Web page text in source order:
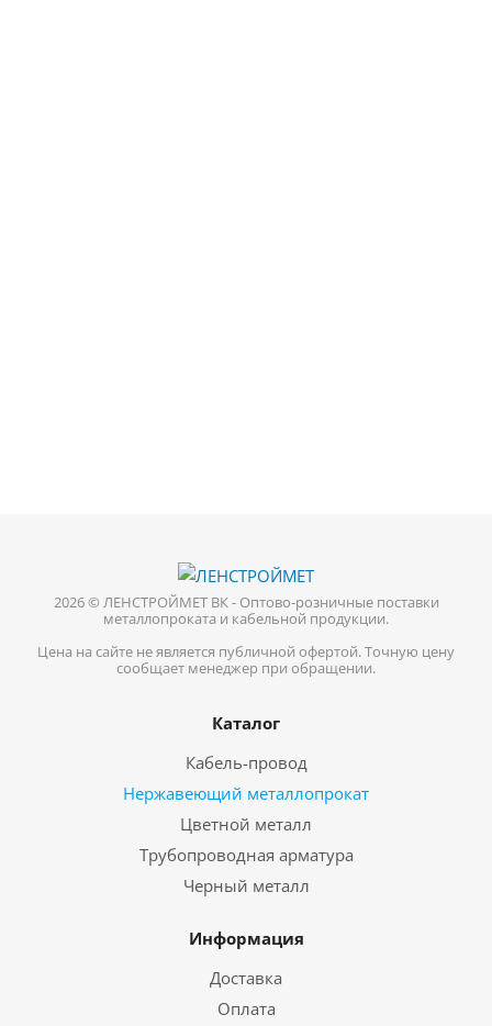
2026 © ЛЕНСТРОЙМЕТ ВК - Оптово-розничные поставки
металлопроката и кабельной продукции.
Цена на сайте не является публичной офертой. Точную цену
сообщает менеджер при обращении.
Каталог
Кабель-провод
Нержавеющий металлопрокат
Цветной металл
Трубопроводная арматура
Черный металл
Информация
Доставка
Оплата